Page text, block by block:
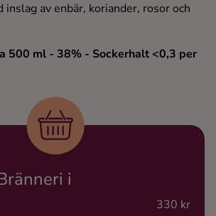
inslag av enbär, koriander, rosor och
500 ml - 38% - Sockerhalt <0,3 per
i
330 kr